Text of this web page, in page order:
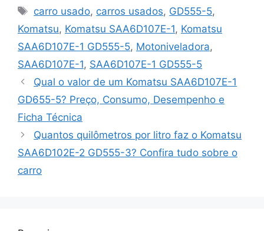
Tags
carro usado, carros usados, GD555-5,
Komatsu, Komatsu SAA6D107E-1, Komatsu
SAA6D107E-1 GD555-5, Motoniveladora,
SAA6D107E-1, SAA6D107E-1 GD555-5
Qual o valor de um Komatsu SAA6D107E-1
GD655-5? Preço, Consumo, Desempenho e
Ficha Técnica
Quantos quilômetros por litro faz o Komatsu
SAA6D102E-2 GD555-3? Confira tudo sobre o
carro